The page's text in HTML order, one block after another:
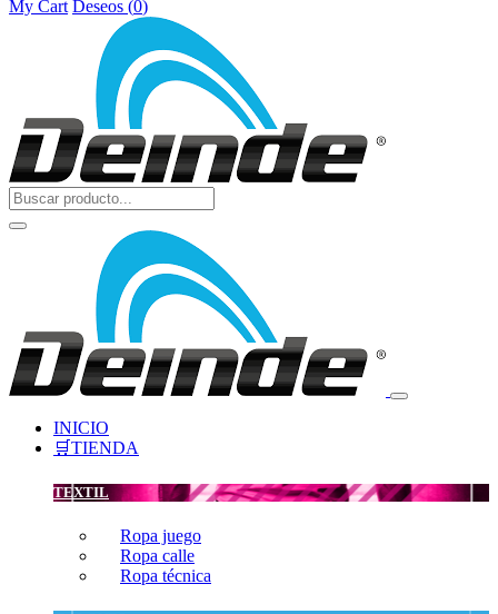
My Cart Deseos (0)
INICIO
🛒TIENDA
TEXTIL
Ropa juego
Ropa calle
Ropa técnica